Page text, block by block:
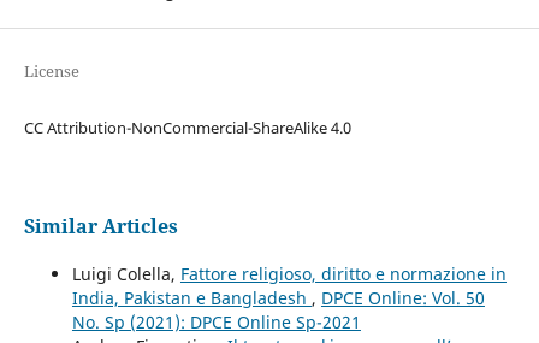
License
CC Attribution-NonCommercial-ShareAlike 4.0
Similar Articles
Luigi Colella, Fattore religioso, diritto e normazione in
India, Pakistan e Bangladesh , DPCE Online: Vol. 50
No. Sp (2021): DPCE Online Sp-2021